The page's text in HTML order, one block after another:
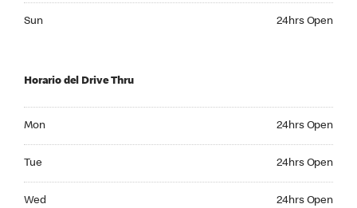
Sun 24hrs Open
Horario del Drive Thru
Mon 24hrs Open
Tue 24hrs Open
Wed 24hrs Open